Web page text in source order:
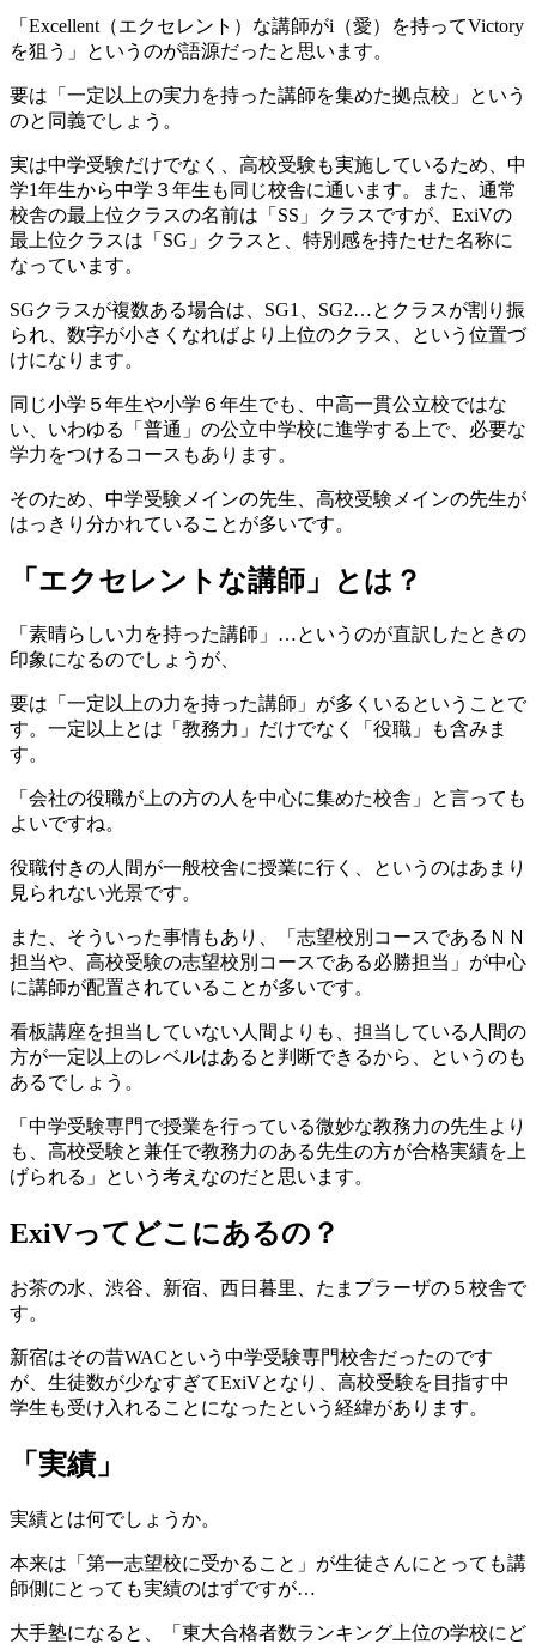
「Excellent（エクセレント）な講師がi（愛）を持ってVictory
を狙う」というのが語源だったと思います。
要は「一定以上の実力を持った講師を集めた拠点校」という
のと同義でしょう。
実は中学受験だけでなく、高校受験も実施しているため、中
学1年生から中学３年生も同じ校舎に通います。また、通常
校舎の最上位クラスの名前は「SS」クラスですが、ExiVの
最上位クラスは「SG」クラスと、特別感を持たせた名称に
なっています。
SGクラスが複数ある場合は、SG1、SG2…とクラスが割り振
られ、数字が小さくなればより上位のクラス、という位置づ
けになります。
同じ小学５年生や小学６年生でも、中高一貫公立校ではな
い、いわゆる「普通」の公立中学校に進学する上で、必要な
学力をつけるコースもあります。
そのため、中学受験メインの先生、高校受験メインの先生が
はっきり分かれていることが多いです。
「エクセレントな講師」とは？
「素晴らしい力を持った講師」…というのが直訳したときの
印象になるのでしょうが、
要は「一定以上の力を持った講師」が多くいるということで
す。一定以上とは「教務力」だけでなく「役職」も含みま
す。
「会社の役職が上の方の人を中心に集めた校舎」と言っても
よいですね。
役職付きの人間が一般校舎に授業に行く、というのはあまり
見られない光景です。
また、そういった事情もあり、「志望校別コースであるＮＮ
担当や、高校受験の志望校別コースである必勝担当」が中心
に講師が配置されていることが多いです。
看板講座を担当していない人間よりも、担当している人間の
方が一定以上のレベルはあると判断できるから、というのも
あるでしょう。
「中学受験専門で授業を行っている微妙な教務力の先生より
も、高校受験と兼任で教務力のある先生の方が合格実績を上
げられる」という考えなのだと思います。
ExiVってどこにあるの？
お茶の水、渋谷、新宿、西日暮里、たまプラーザの５校舎で
す。
新宿はその昔WACという中学受験専門校舎だったのです
が、生徒数が少なすぎてExiVとなり、高校受験を目指す中
学生も受け入れることになったという経緯があります。
「実績」
実績とは何でしょうか。
本来は「第一志望校に受かること」が生徒さんにとっても講
師側にとっても実績のはずですが…
大手塾になると、「東大合格者数ランキング上位の学校にど